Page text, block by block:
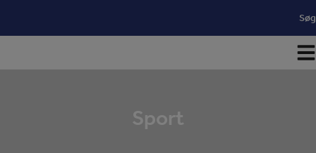
indholdet
Søg
Sport